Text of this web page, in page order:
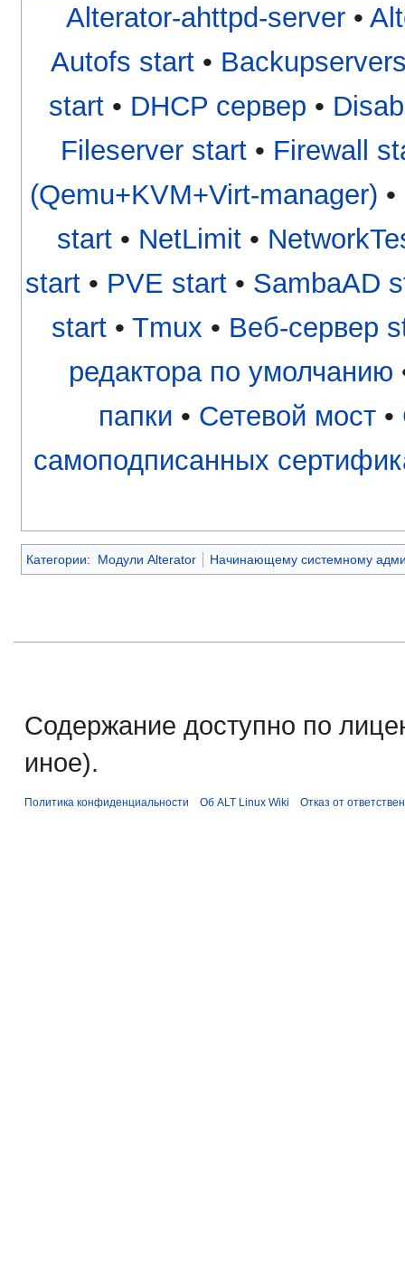
Alterator-ahttpd-server•
Autofs start•
start • DHCP сервер •
Fileserver start• Firewall
(Qemu+KVM+Virt-manager) •
start • NetLimit •
start• PVE start• SambaAD
start • Tmux • Веб-сервер
редактора по умолчанию
папки • Сетевой мост •
самоподписанных
Категории: Модули Alterator Начинающему системному
Содержание доступно по
иное).
Политика конфиденциальности Об ALT Linux Wiki Отказ от